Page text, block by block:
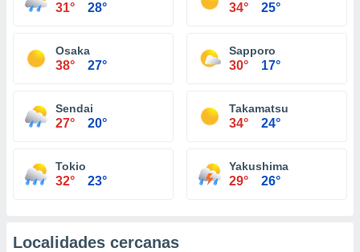
31° 28° 34° 25°
Osaka
38° 27°
Sapporo
30° 17°
Sendai
27° 20°
Takamatsu
34° 24°
Tokio
32° 23°
Yakushima
29° 26°
Localidades cercanas